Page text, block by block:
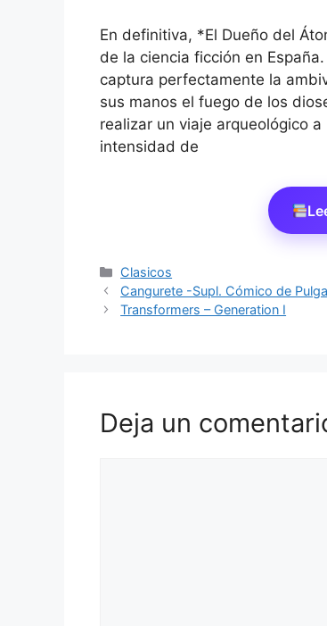
En definitiva, *El Dueño del
de la ciencia ficción en
captura perfectamente la
sus manos el fuego de los
realizar un viaje arqueológico
intensidad de
Categorías
Clasicos
Cangurete -Supl. Cómico de
Transformers – Generation I
Deja un